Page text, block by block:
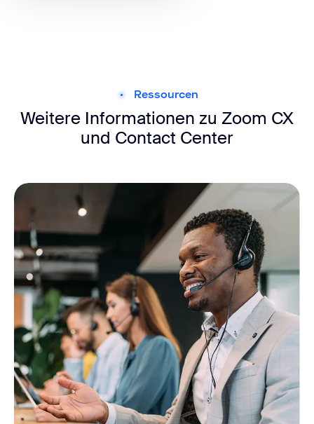
Ressourcen
Weitere Informationen zu Zoom CX
und Contact Center